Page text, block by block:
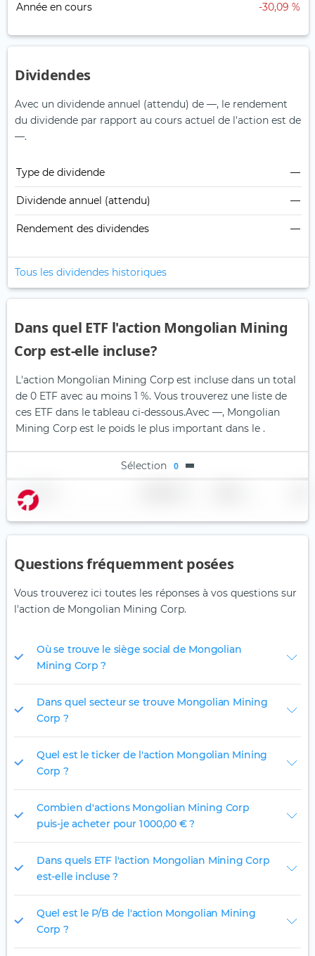
Année en cours -30,09 %
Dividendes
Avec un dividende annuel (attendu) de —, le rendement
du dividende par rapport au cours actuel de l'action est de
—.
Type de dividende —
Dividende annuel (attendu) —
Rendement des dividendes —
Tous les dividendes historiques
Dans quel ETF l'action Mongolian Mining
Corp est-elle incluse?
L'action Mongolian Mining Corp est incluse dans un total
de 0 ETF avec au moins 1 %. Vous trouverez une liste de
ces ETF dans le tableau ci-dessous.Avec —, Mongolian
Mining Corp est le poids le plus important dans le .
Sélection 0
Nom
Questions fréquemment posées
Vous trouverez ici toutes les réponses à vos questions sur
l'action de Mongolian Mining Corp.
Où se trouve le siège social de Mongolian
Mining Corp ?
Dans quel secteur se trouve Mongolian Mining
Corp ?
Quel est le ticker de l'action Mongolian Mining
Corp ?
Combien d'actions Mongolian Mining Corp
puis-je acheter pour 1 000,00 € ?
Dans quels ETF l'action Mongolian Mining Corp
est-elle incluse ?
Quel est le P/B de l'action Mongolian Mining
Corp ?